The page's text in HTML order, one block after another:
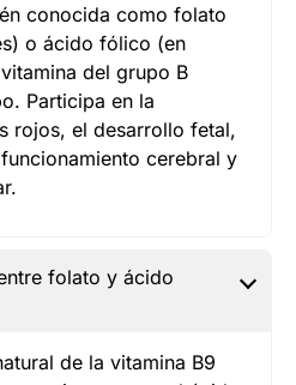
conocida como folato
o ácido fólico (en
del grupo B
Participa en la
rojos, el desarrollo fetal,
cerebral y
folato y ácido
de la vitamina B9